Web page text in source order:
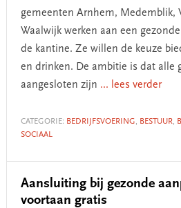
gemeenten Arnhem, Medemblik,
Waalwijk werken aan een
de kantine. Ze willen de keuze
en drinken. De ambitie is dat alle
aangesloten zijn ... lees verder
CATEGORIE: BEDRIJFSVOERING, BESTUUR,
SOCIAAL
Aansluiting bij gezonde
voortaan gratis